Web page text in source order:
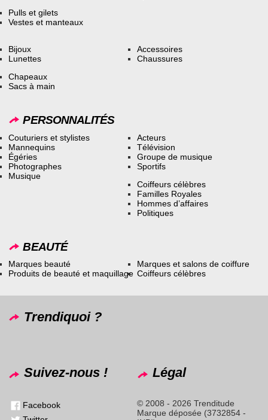
Pulls et gilets
Vestes et manteaux
Bijoux
Lunettes
Accessoires
Chaussures
Chapeaux
Sacs à main
PERSONNALITÉS
Couturiers et stylistes
Mannequins
Égéries
Photographes
Musique
Acteurs
Télévision
Groupe de musique
Sportifs
Coiffeurs célèbres
Familles Royales
Hommes d’affaires
Politiques
BEAUTÉ
Marques beauté
Produits de beauté et maquillage
Marques et salons de coiffure
Coiffeurs célèbres
Trendiquoi ?
Suivez-nous !
Facebook
Légal
© 2008 - 2026 Trenditude
Marque déposée (3732854 -